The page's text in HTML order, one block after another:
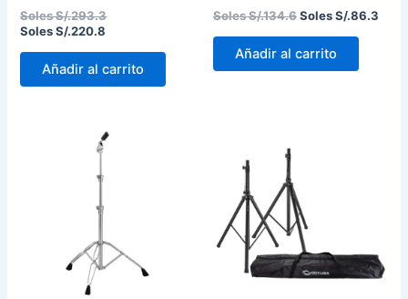
Soles S/.293.3
Soles S/.220.8
Añadir al carrito
Soles S/.134.6Soles S/.86.3
Añadir al carrito